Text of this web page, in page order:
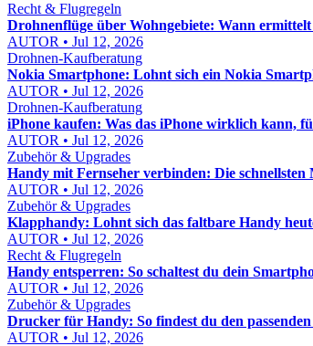
Recht & Flugregeln
Drohnenflüge über Wohngebiete: Wann
AUTOR • Jul 12, 2026
Drohnen-Kaufberatung
Nokia Smartphone: Lohnt sich ein Nokia
AUTOR • Jul 12, 2026
Drohnen-Kaufberatung
iPhone kaufen: Was das iPhone wirklich kann,
AUTOR • Jul 12, 2026
Zubehör & Upgrades
Handy mit Fernseher verbinden: Die
AUTOR • Jul 12, 2026
Zubehör & Upgrades
Klapphandy: Lohnt sich das faltbare Handy
AUTOR • Jul 12, 2026
Recht & Flugregeln
Handy entsperren: So schaltest du dein
AUTOR • Jul 12, 2026
Zubehör & Upgrades
Drucker für Handy: So findest du den
AUTOR • Jul 12, 2026